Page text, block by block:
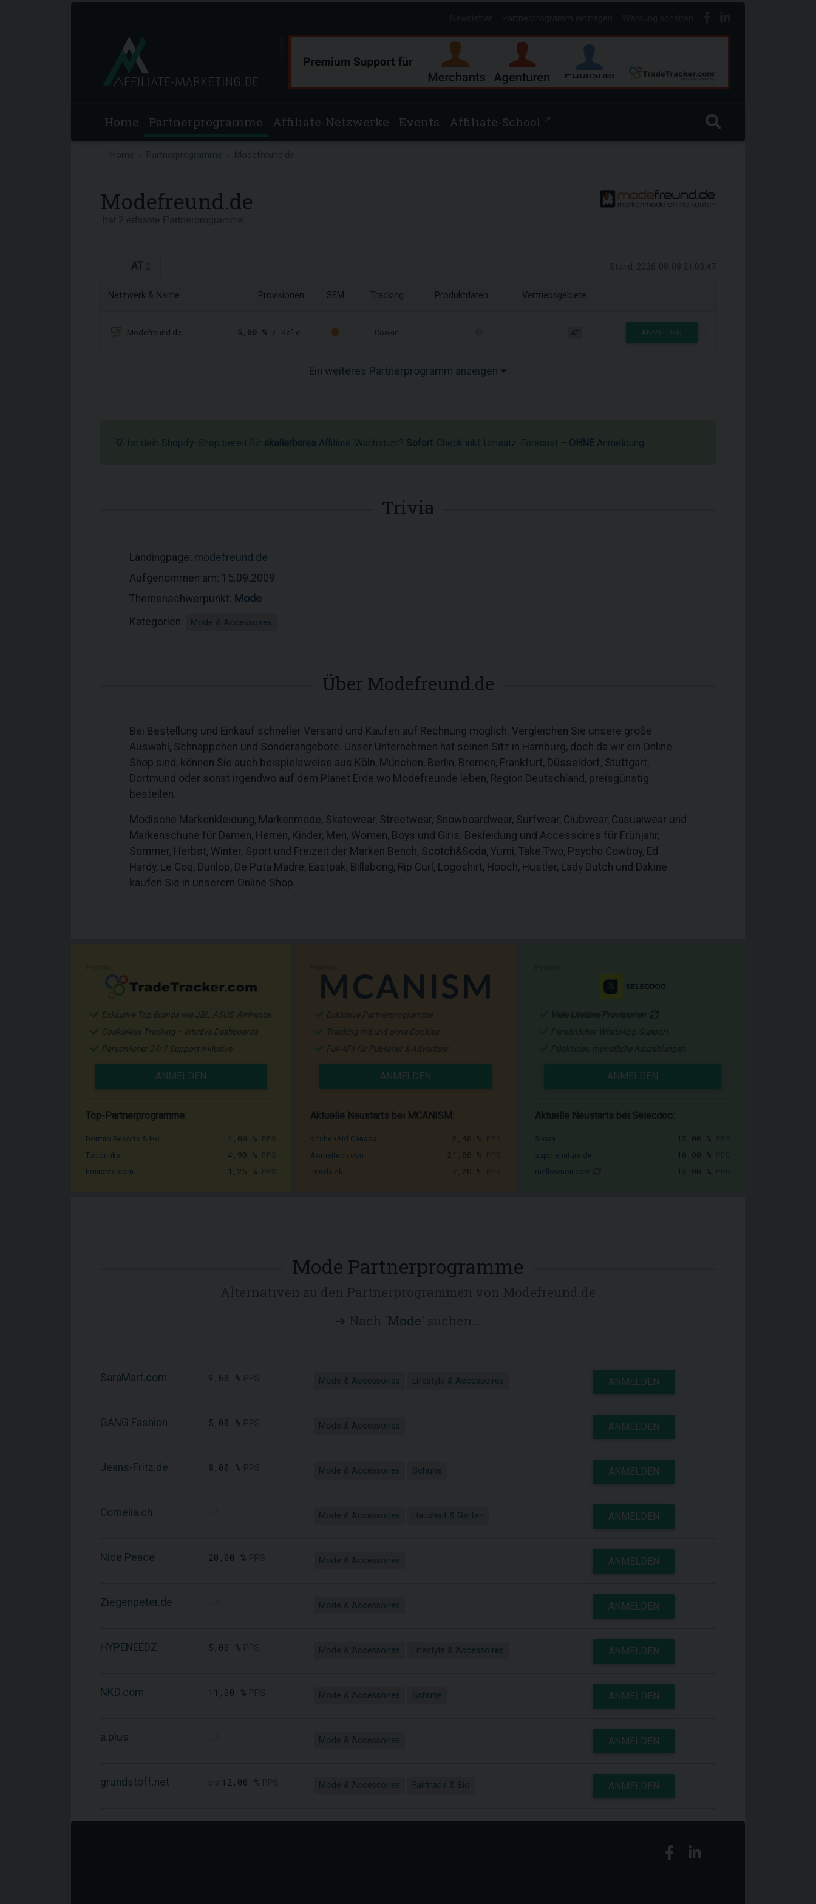
Home Partnerprogramme Affiliate-Netzwerke Events Affiliate-School ↗
Home Partnerprogramme
Modefreund.de
AT
Netzwerk & Name Provisionen SEM Tracking Produktdaten Vertriebsgebiete
Modefreund.de 5,00 % / Sale Cookie AT ANMELDEN
Ein weiteres Partnerprogramm anzeigen
💡 Ist dein Shopify-Shop bereit für skalierbares Affiliate-Wachstum? Sofort-Check inkl. Umsatz-Forecast – OHNE Anmeldung.
Trivia
Landingpage: modefreund.de
Aufgenommen am: 15.09.2009
Themenschwerpunkt: Mode
Kategorien:
Mode & Accessoires
Über Modefreund.de
Bei Bestellung und Einkauf schneller Versand und Kaufen auf Rechnung möglich. Vergleichen Sie unsere große
Auswahl, Schnäppchen und Sonderangebote. Unser Unternehmen hat seinen Sitz in Hamburg, doch da wir ein Online
Shop sind, können Sie auch beispielsweise aus Köln, München, Berlin, Bremen, Frankfurt, Düsseldorf, Stuttgart,
Dortmund oder sonst irgendwo auf dem Planet Erde wo Modefreunde leben, Region Deutschland, preisgünstig
bestellen.
Modische Markenkleidung, Markenmode, Skatewear, Streetwear, Snowboardwear, Surfwear, Clubwear, Casualwear und
Markenschuhe für Damen, Herren, Kinder, Men, Women, Boys und Girls. Bekleidung und Accessoires für Frühjahr,
Sommer, Herbst, Winter, Sport und Freizeit der Marken Bench, Scotch&Soda, Yumi, Take Two, Psycho Cowboy, Ed
Hardy, Le Coq, Dunlop, De Puta Madre, Eastpak, Billabong, Rip Curl, Logoshirt, Hooch, Hustler, Lady Dutch und Dakine
kaufen Sie in unserem Online Shop.
Exklusive Top Brands wie JBL, ASUS, Airfrance
Cookieless Tracking + intuitive Dashboards
Persönlicher 24/7 Support inklusive
ANMELDEN
Top-Partnerprogramme:
Dormio Resorts & Ho... 4,00 %
Topdrinks 4,90 %
Emirates.com 1,25 %
Exklusive Partnerprogramme
Tracking mit und ohne Cookies
Full-API für Publisher & Advertiser
ANMELDEN
Aktuelle Neustarts bei MCANISM:
KitchenAid Canada 2,40 %
Aomeitech.com 21,00 %
Imoda.sk 7,20 %
ANMELDEN
Aktuelle Neustarts bei Selecdoo:
15,00 %
10,00 %
15,00 %
Mode Partnerprogramme
Mode
SaraMart.com 9,60 % Mode & Accessoires Lifestyle & Accessoires ANMELDEN
GANG Fashion 5,00 % Mode & Accessoires ANMELDEN
Jeans-Fritz.de 8,00 % Mode & Accessoires Schuhe ANMELDEN
Cornelia.ch Mode & Accessoires Haushalt & Garten ANMELDEN
Nice Peace 20,00 % Mode & Accessoires ANMELDEN
Ziegenpeter.de Mode & Accessoires ANMELDEN
HYPENEEDZ 5,00 % Mode & Accessoires Lifestyle & Accessoires ANMELDEN
NKD.com 11,00 % Mode & Accessoires Schuhe ANMELDEN
a.plus Mode & Accessoires ANMELDEN
grundstoff.net 12,00 % Mode & Accessoires Fairtrade & Bio ANMELDEN